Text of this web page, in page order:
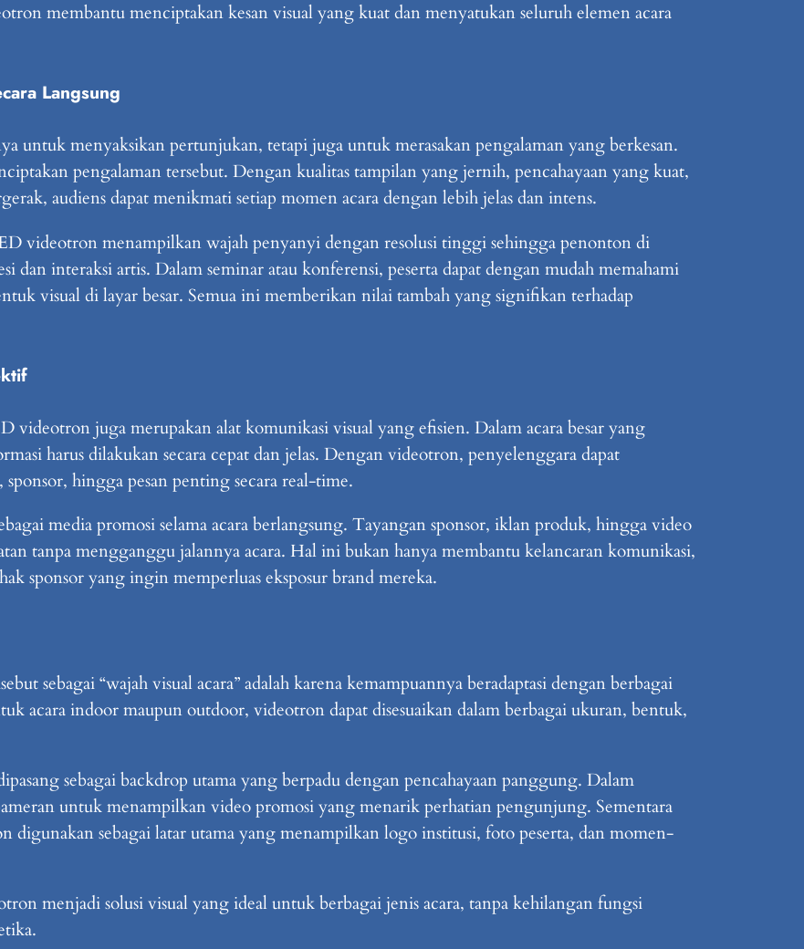
membantu menciptakan kesan visual yang kuat dan menyatukan seluruh elemen acara
Langsung
untuk menyaksikan pertunjukan, tetapi juga untuk merasakan pengalaman yang berkesan.
pengalaman tersebut. Dengan kualitas tampilan yang jernih, pencahayaan yang kuat,
audiens dapat menikmati setiap momen acara dengan lebih jelas dan intens.
videotron menampilkan wajah penyanyi dengan resolusi tinggi sehingga penonton di
dan interaksi artis. Dalam seminar atau konferensi, peserta dapat dengan mudah memahami
visual di layar besar. Semua ini memberikan nilai tambah yang signifikan terhadap
videotron juga merupakan alat komunikasi visual yang efisien. Dalam acara besar yang
harus dilakukan secara cepat dan jelas. Dengan videotron, penyelenggara dapat
hingga pesan penting secara real-time.
media promosi selama acara berlangsung. Tayangan sponsor, iklan produk, hingga video
tanpa mengganggu jalannya acara. Hal ini bukan hanya membantu kelancaran komunikasi,
sponsor yang ingin memperluas eksposur brand mereka.
sebagai “wajah visual acara” adalah karena kemampuannya beradaptasi dengan berbagai
acara indoor maupun outdoor, videotron dapat disesuaikan dalam berbagai ukuran, bentuk,
sebagai backdrop utama yang berpadu dengan pencahayaan panggung. Dalam
untuk menampilkan video promosi yang menarik perhatian pengunjung. Sementara
digunakan sebagai latar utama yang menampilkan logo institusi, foto peserta, dan momen-
menjadi solusi visual yang ideal untuk berbagai jenis acara, tanpa kehilangan fungsi